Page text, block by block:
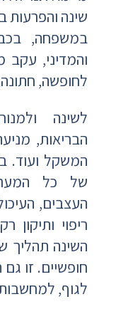
שינה
במשפחה,
והמדיני,
לחופשה,
לשינה
הבריאות,
המשקל ועוד.
של כל
העצבים,
ריפוי
השינה תהליך
חופשיים. זו
לגוף,